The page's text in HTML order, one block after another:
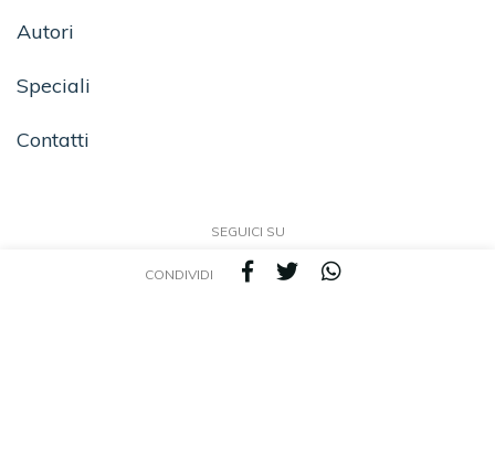
CONDIVIDI
Autori
Speciali
Contatti
SEGUICI SU